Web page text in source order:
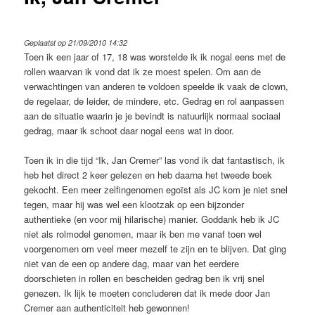
Geplaatst op 21/09/2010 14:32
Toen ik een jaar of 17, 18 was worstelde ik ik nogal eens met de
rollen waarvan ik vond dat ik ze moest spelen. Om aan de
verwachtingen van anderen te voldoen speelde ik vaak de clown,
de regelaar, de leider, de mindere, etc. Gedrag en rol aanpassen
aan de situatie waarin je je bevindt is natuurlijk normaal sociaal
gedrag, maar ik schoot daar nogal eens wat in door.
Toen ik in die tijd “Ik, Jan Cremer” las vond ik dat fantastisch, ik
heb het direct 2 keer gelezen en heb daarna het tweede boek
gekocht. Een meer zelfingenomen egoïst als JC kom je niet snel
tegen, maar hij was wel een klootzak op een bijzonder
authentieke (en voor mij hilarische) manier. Goddank heb ik JC
niet als rolmodel genomen, maar ik ben me vanaf toen wel
voorgenomen om veel meer mezelf te zijn en te blijven. Dat ging
niet van de een op andere dag, maar van het eerdere
doorschieten in rollen en bescheiden gedrag ben ik vrij snel
genezen. Ik lijk te moeten concluderen dat ik mede door Jan
Cremer aan authenticiteit heb gewonnen!